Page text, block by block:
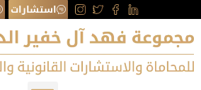
استشارات